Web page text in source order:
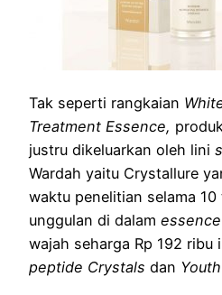
Tak seperti rangkaian
Treatment Essence,
justru dikeluarkan oleh lini
Wardah yaitu Crystallure
waktu penelitian selama 10
unggulan di dalam essence
wajah seharga Rp 192 ribu
peptide Crystals dan